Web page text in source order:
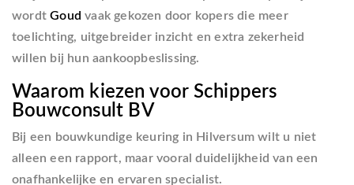
wordtGoud vaak gekozen door kopers die meer
toelichting, uitgebreider inzicht en extra zekerheid
willen bij hun aankoopbeslissing.
Waarom kiezen voor Schippers
Bouwconsult BV
Bij een bouwkundige keuring in Hilversum wilt u niet
alleen een rapport, maar vooral duidelijkheid van een
onafhankelijke en ervaren specialist.